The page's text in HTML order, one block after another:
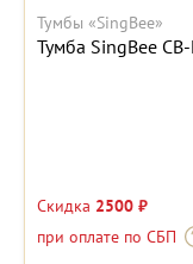
Тумбы «SingBee»
Тумба SingBee
Скидка 2500 ₽
при оплате по СБП